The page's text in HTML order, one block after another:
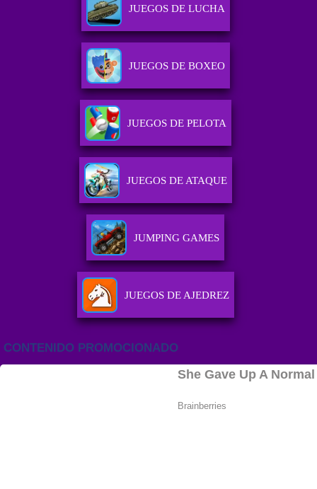
JUEGOS DE LUCHA
JUEGOS DE BOXEO
JUEGOS DE PELOTA
JUEGOS DE ATAQUE
JUMPING GAMES
JUEGOS DE AJEDREZ